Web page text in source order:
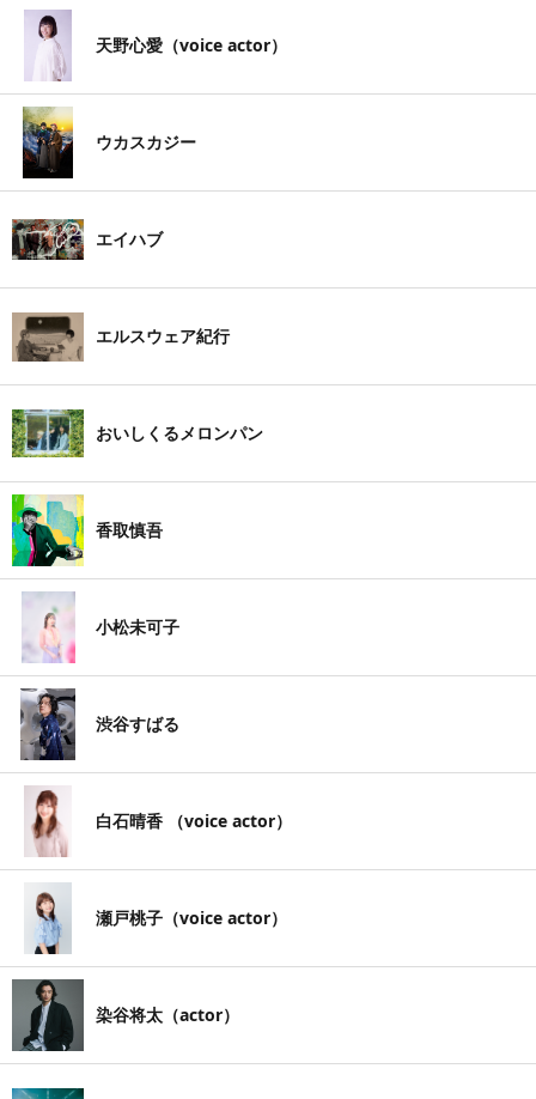
天野心愛（voice actor）
ウカスカジー
エイハブ
エルスウェア紀行
おいしくるメロンパン
香取慎吾
小松未可子
渋谷すばる
白石晴香 （voice actor）
瀬戸桃子（voice actor）
染谷将太（actor）